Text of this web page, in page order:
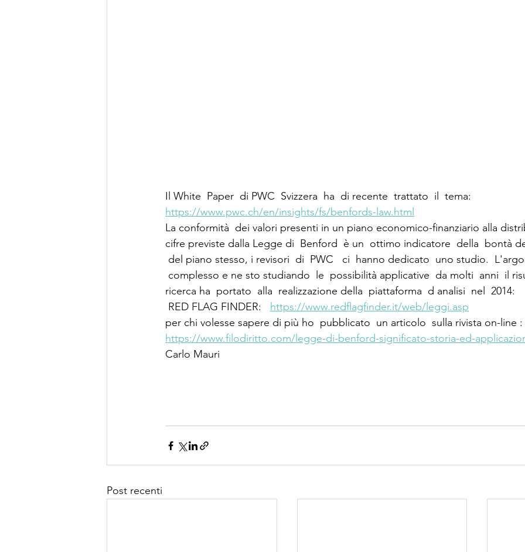
Il White  Paper  di PWC  Svizzera  ha  di recente  trattato  il  tema:
https://www.pwc.ch/en/insights/fs/benfords-law.html
La conformità  dei valori presenti in un piano economico-finanziario alla
cifre previste dalla Legge di  Benford  è un  ottimo indicatore  della  bontà
del piano stesso, i revisori  di  PWC   ci  hanno dedicato  uno studio.
complesso e ne sto studiando  le  possibilità applicative  da molti  anni  il
ricerca ha  portato  alla  realizzazione della  piattaforma  d analisi  nel  2014:
RED FLAG FINDER: https://www.redflagfinder.it/web/leggi.asp
per chi volesse sapere di più ho  pubblicato  un articolo  sulla rivista on-line
https://www.filodiritto.com/legge-di-benford-significato-storia-ed-
Carlo Mauri
Post recenti